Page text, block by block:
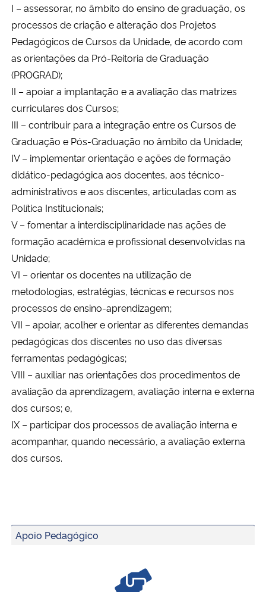
Ministério da Cidadania
Ministério da Saúde
Ministério de Minas e Energia
Ministério da Ciência, Tecnologia, Inovações e Comunicações
Ministério do Meio Ambiente
Ministério do Turismo
Ministério da Mulher, da Família e dos Direitos Humanos
Secretaria-Geral
Secretaria de Governo
Gabinete de Segurança Institucional
Advocacia-Geral da União
Banco Central do Brasil
Planalto
I – assessorar, no âmbito do ensino de graduação, os
processos de criação e alteração dos Projetos
Pedagógicos de Cursos da Unidade, de acordo com
as orientações da Pró-Reitoria de Graduação
(PROGRAD);
II – apoiar a implantação e a avaliação das matrizes
curriculares dos Cursos;
III – contribuir para a integração entre os Cursos de
Graduação e Pós-Graduação no âmbito da Unidade;
IV – implementar orientação e ações de formação
didático-pedagógica aos docentes, aos técnico-
administrativos e aos discentes, articuladas com as
Política Institucionais;
V – fomentar a interdisciplinaridade nas ações de
formação acadêmica e profissional desenvolvidas na
Unidade;
VI – orientar os docentes na utilização de
metodologias, estratégias, técnicas e recursos nos
processos de ensino-aprendizagem;
VII – apoiar, acolher e orientar as diferentes demandas
pedagógicas dos discentes no uso das diversas
ferramentas pedagógicas;
VIII – auxiliar nas orientações dos procedimentos de
avaliação da aprendizagem, avaliação interna e externa
dos cursos; e,
IX – participar dos processos de avaliação interna e
acompanhar, quando necessário, a avaliação externa
dos cursos.
Apoio Pedagógico